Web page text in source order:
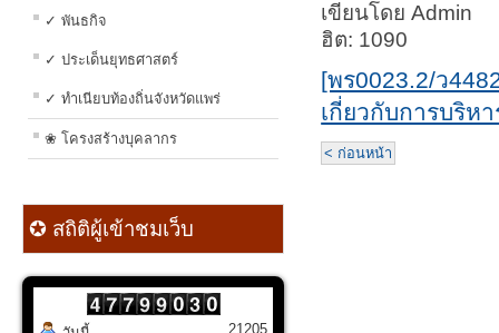
✓ พันธกิจ
✓ ประเด็นยุทธศาสตร์
✓ ทำเนียบท้องถิ่นจังหวัดแพร่
❀ โครงสร้างบุคลากร
✪ สถิติผู้เข้าชมเว็บ
21205
เขียนโดย Admin
ฮิต: 1090
[พร0023.2/ว
เกี่ยวกับการบริห
< ก่อนหน้า